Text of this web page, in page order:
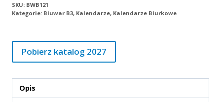
SKU: BWB121
Kategorie: Biuwar B3, Kalendarze, Kalendarze Biurkowe
Pobierz katalog 2027
Opis